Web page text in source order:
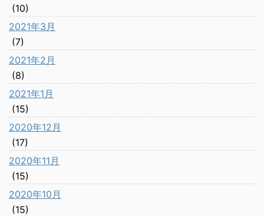
(10)
2021年3月
(7)
2021年2月
(8)
2021年1月
(15)
2020年12月
(17)
2020年11月
(15)
2020年10月
(15)